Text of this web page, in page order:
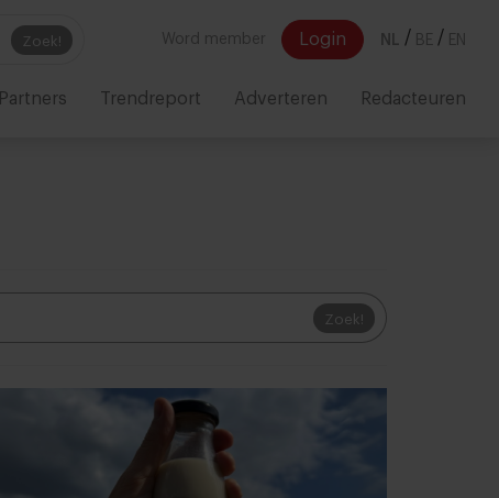
Zoek! Word member Login NL / BE / EN
Partners Trendreport Adverteren Redacteuren
Zoek!